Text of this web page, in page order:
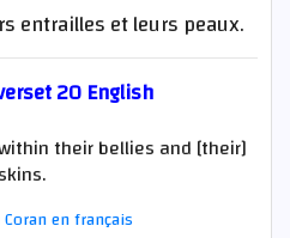
entrailles et leurs peaux.
20 English
their bellies and [their]
skins.
en français